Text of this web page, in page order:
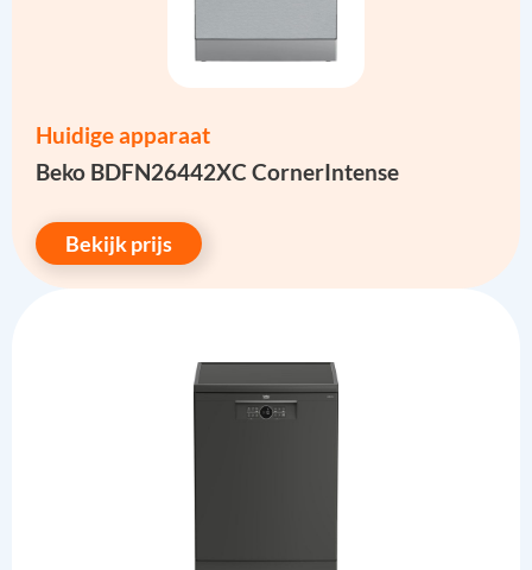
Huidige apparaat
Beko BDFN26442XC CornerIntense
Bekijk prijs